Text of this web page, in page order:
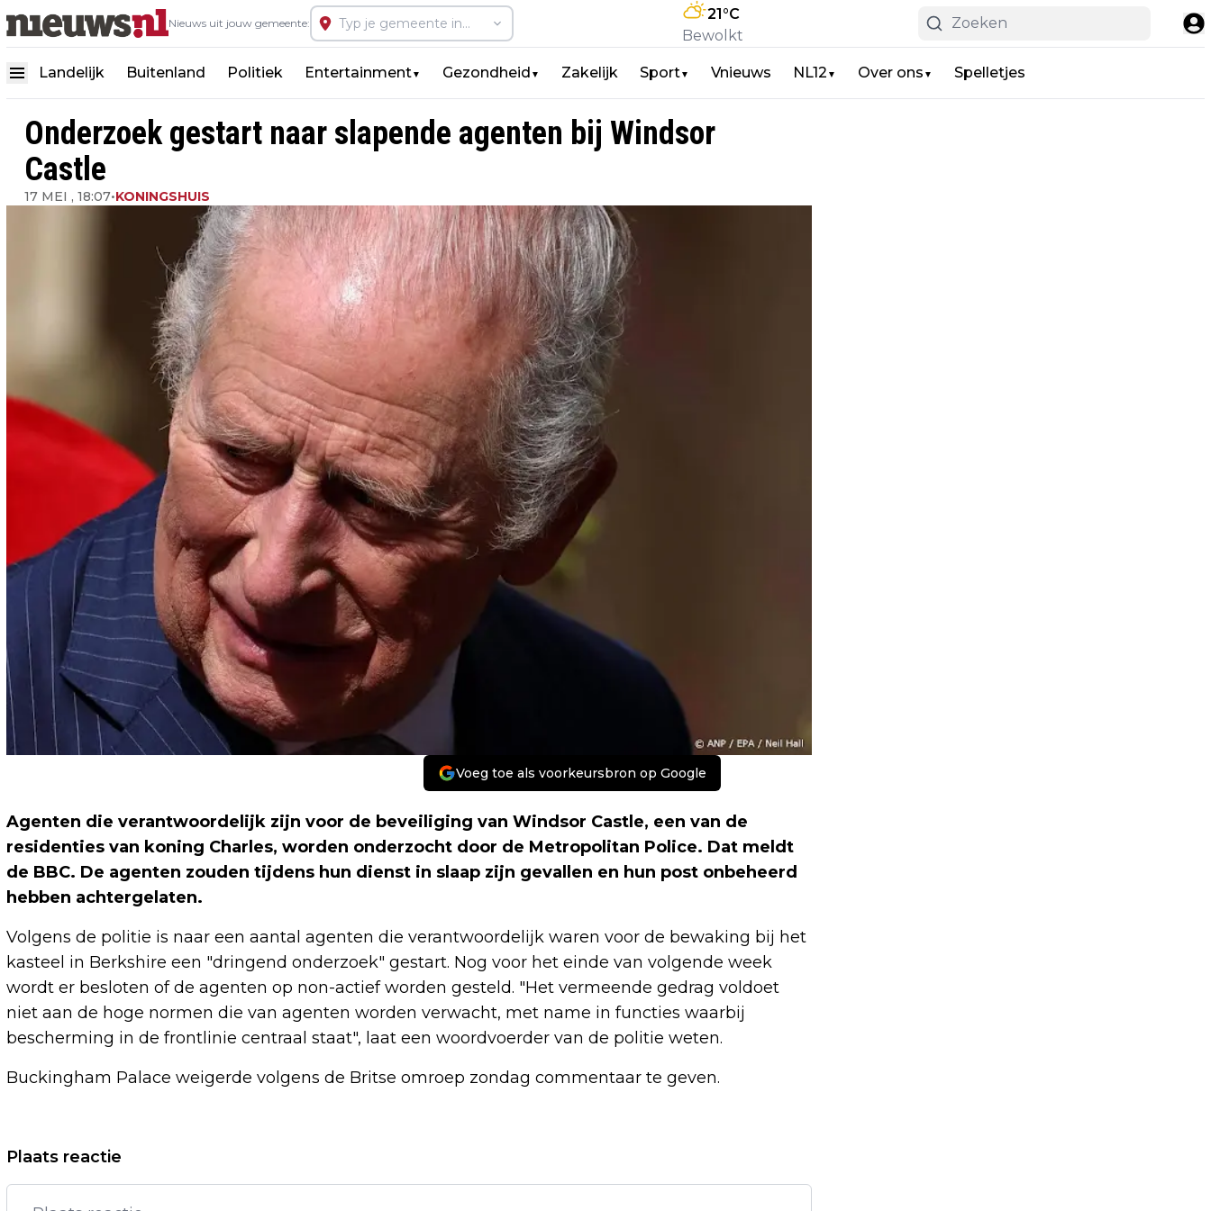
Nieuws uit jouw gemeente:
21°C
Bewolkt
Landelijk Buitenland Politiek Entertainment▼ Gezondheid ▼ Zakelijk Sport▼ Vnieuws NL12 ▼ Over ons ▼ Spelletjes
Onderzoek gestart naar slapende agenten bij Windsor
Castle
17 MEI , 18:07•KONINGSHUIS
Voeg toe als voorkeursbron op Google
Agenten die verantwoordelijk zijn voor de beveiliging van Windsor Castle, een van de
residenties van koning Charles, worden onderzocht door de Metropolitan Police. Dat meldt
de BBC. De agenten zouden tijdens hun dienst in slaap zijn gevallen en hun post onbeheerd
hebben achtergelaten.
Volgens de politie is naar een aantal agenten die verantwoordelijk waren voor de bewaking bij het
kasteel in Berkshire een "dringend onderzoek" gestart. Nog voor het einde van volgende week
wordt er besloten of de agenten op non-actief worden gesteld. "Het vermeende gedrag voldoet
niet aan de hoge normen die van agenten worden verwacht, met name in functies waarbij
bescherming in de frontlinie centraal staat", laat een woordvoerder van de politie weten.
Buckingham Palace weigerde volgens de Britse omroep zondag commentaar te geven.
Vorig artikel
VINGEGAARD BOEKT TWEEDE RITZEGE
DI GIANNANTONIO WINT GP VAN
Plaats reactie